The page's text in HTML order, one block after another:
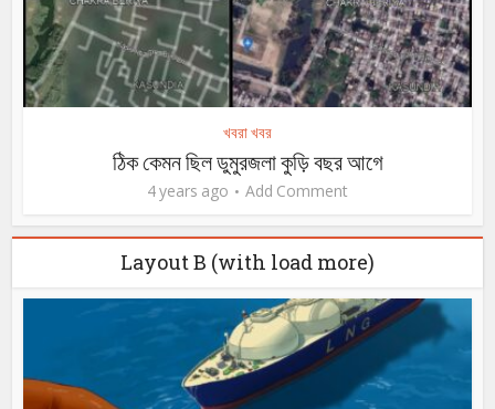
খবরা খবর
ঠিক কেমন ছিল ডুমুরজলা কুড়ি বছর আগে
4 years ago Add Comment
Layout B (with load more)